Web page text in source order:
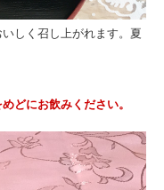
しく召し上がれます。夏
どにお飲みください。